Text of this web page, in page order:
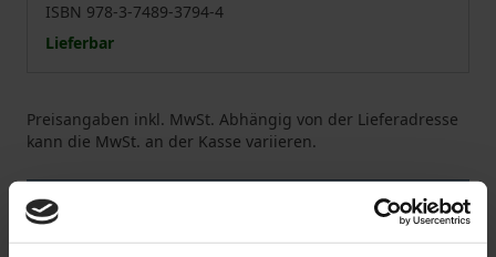
ISBN 978-3-7489-3794-4
Lieferbar
Preisangaben inkl. MwSt. Abhängig von der Lieferadresse
kann die MwSt. an der Kasse variieren.
Zur Wunschliste hinzufügen